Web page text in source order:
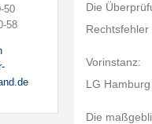
50
58
Die
Rechtsfehler
Vorinstanz:
LG
Die